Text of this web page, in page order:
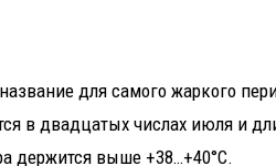
для самого жаркого
в двадцатых числах июля и
держится выше +38…+40°C.